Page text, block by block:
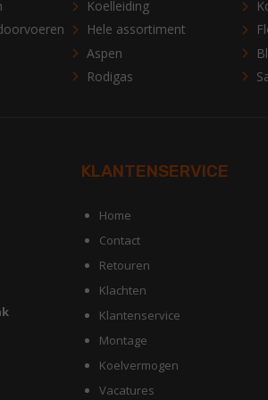
Koelleiding
Hele assortiment
Aspen
Rodigas
KLANTENSERVICE
Home
Contact
Retouren
Klachten
Klantenservice
Montage
Koelvermogen
Vacatures